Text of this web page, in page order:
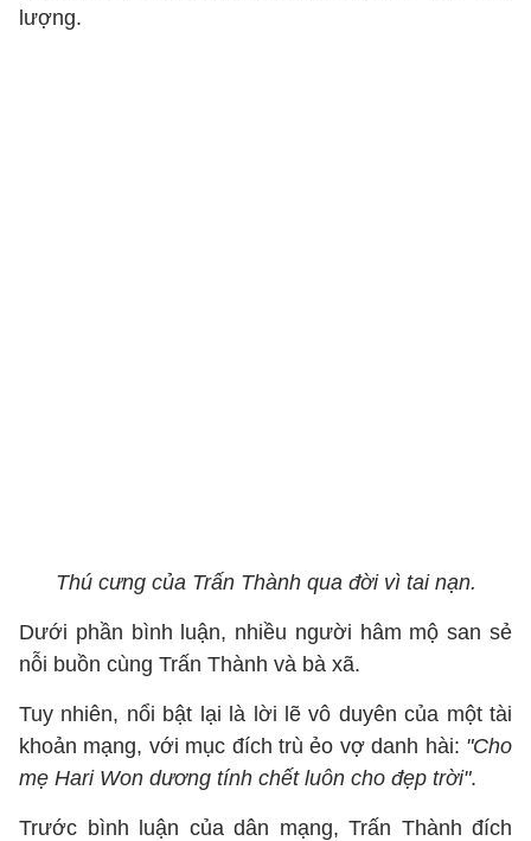
lượng.
Thú cưng của Trấn Thành qua đời vì tai nạn.
Dưới phần bình luận, nhiều người hâm mộ san sẻ
nỗi buồn cùng Trấn Thành và bà xã.
Tuy nhiên, nổi bật lại là lời lẽ vô duyên của một tài
khoản mạng, với mục đích trù ẻo vợ danh hài: "Cho
mẹ Hari Won dương tính chết luôn cho đẹp trời".
Trước bình luận của dân mạng, Trấn Thành đích